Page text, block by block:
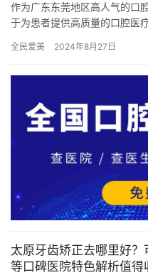
作为广东东莞地区高人气的口
于为患者提供高质量的口腔医
格，以…
全民爱美 2024年8月27日
太原牙齿矫正去哪里好
等口碑医院特色解析值得